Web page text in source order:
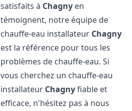
satisfaits à Chagny en
témoignent, notre équipe de
chauffe-eau installateur Chagny
est la référence pour tous les
problèmes de chauffe-eau. Si
vous cherchez un chauffe-eau
installateur Chagnyfiable et
efficace, n'hésitez pas à nous